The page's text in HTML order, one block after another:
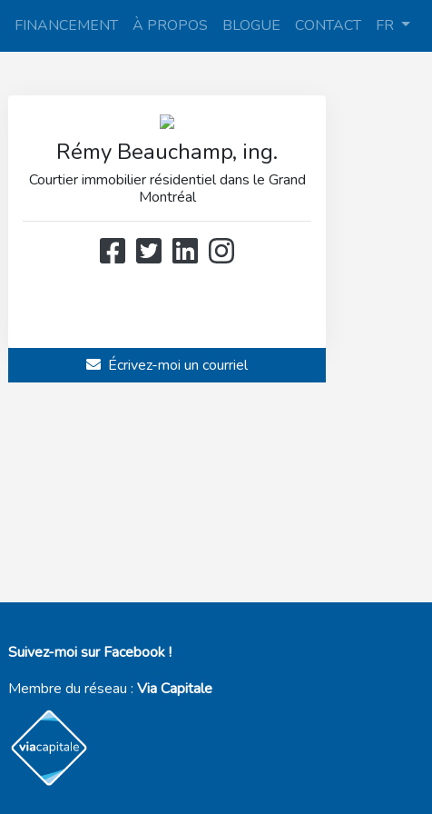
FINANCEMENT À PROPOS BLOGUE CONTACT FR
Rémy Beauchamp, ing.
Courtier immobilier résidentiel dans le Grand
Montréal
Écrivez-moi un courriel
Suivez-moi sur Facebook !
Membre du réseau : Via Capitale